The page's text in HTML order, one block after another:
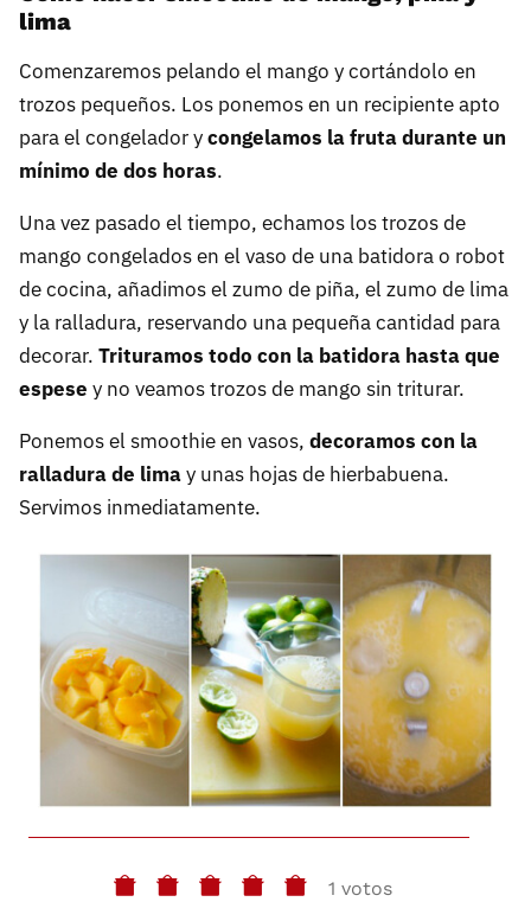
lima
Comenzaremos pelando el mango y cortándolo en
trozos pequeños. Los ponemos en un recipiente apto
para el congelador ycongelamos la fruta durante un
mínimo de dos horas.
Una vez pasado el tiempo, echamos los trozos de
mango congelados en el vaso de una batidora o robot
de cocina, añadimos el zumo de piña, el zumo de lima
y la ralladura, reservando una pequeña cantidad para
decorar. Trituramos todo con la batidora hasta que
espese y no veamos trozos de mango sin triturar.
Ponemos el smoothie en vasos, decoramos con la
ralladura de limay unas hojas de hierbabuena.
Servimos inmediatamente.
1 votos